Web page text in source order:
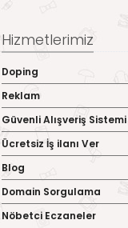
Hizmetlerimiz
Doping
Reklam
Güvenli Alışveriş Sistemi
Ücretsiz İş ilanı Ver
Blog
Domain Sorgulama
Nöbetci Eczaneler